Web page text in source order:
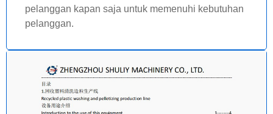
pelanggan kapan saja untuk memenuhi kebutuhan
pelanggan.